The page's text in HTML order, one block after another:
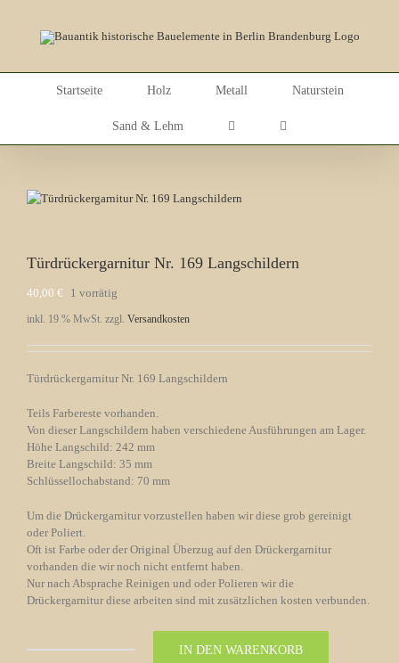
Startseite Holz Metall Naturstein
Sand & Lehm
Türdrückergarnitur Nr. 169 Langschildern
40,00 € 1 vorrätig
inkl. 19 % MwSt. zzgl. Versandkosten
Türdrückergarnitur Nr. 169 Langschildern
Teils Farbereste vorhanden.
Von dieser Langschildern haben verschiedene Ausführungen am Lager.
Höhe Langschild: 242 mm
Breite Langschild: 35 mm
Schlüssellochabstand: 70 mm
Um die Drückergarnitur vorzustellen haben wir diese grob gereinigt
oder Poliert.
Oft ist Farbe oder der Original Überzug auf den Drückergarnitur
vorhanden die wir noch nicht entfernt haben.
Nur nach Absprache Reinigen und oder Polieren wir die
Drückergarnitur diese arbeiten sind mit zusätzlichen kosten verbunden.
IN DEN WARENKORB